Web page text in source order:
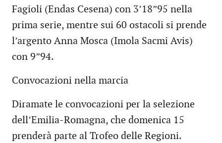
Fagioli (Endas Cesena) con 3’18”95 nella
prima serie, mentre sui 60 ostacoli si prende
l’argento Anna Mosca (Imola Sacmi Avis)
con 9”94.
Convocazioni nella marcia
Diramate le convocazioni per la selezione
dell’Emilia-Romagna, che domenica 15
prenderà parte al Trofeo delle Regioni.